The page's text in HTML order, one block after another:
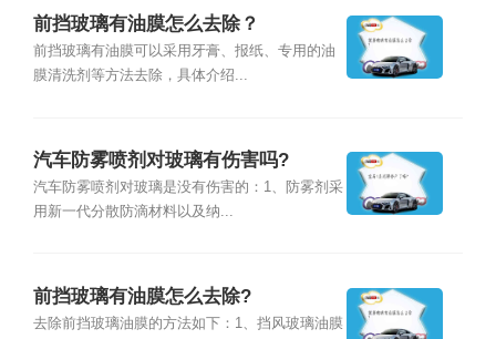
前挡玻璃有油膜怎么去除？
前挡玻璃有油膜可以采用牙膏、报纸、专用的油
膜清洗剂等方法去除，具体介绍...
汽车防雾喷剂对玻璃有伤害吗?
汽车防雾喷剂对玻璃是没有伤害的：1、防雾剂采
用新一代分散防滴材料以及纳...
前挡玻璃有油膜怎么去除?
去除前挡玻璃油膜的方法如下：1、挡风玻璃油膜